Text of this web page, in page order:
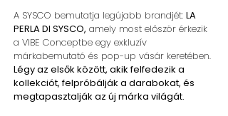
A SYSCO bemutatja legújabb brandjét: LA
PERLA DI SYSCO, amely most először érkezik
a VIBE Conceptbe egy exkluzív
márkabemutató és pop-up vásár keretében.
Légy az elsők között, akik felfedezik a
kollekciót, felpróbálják a darabokat, és
megtapasztalják az új márka világát.